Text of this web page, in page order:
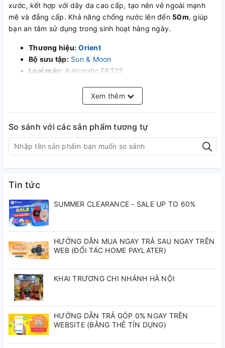
xước, kết hợp với dây da cao cấp, tạo nên vẻ ngoài mạnh
mẽ và đẳng cấp. Khả năng chống nước lên đến 50m, giúp
bạn an tâm sử dụng trong sinh hoạt hàng ngày.
Thương hiệu: Orient
Bộ sưu tập: Sun & Moon
Loại máy: Automatic F6T22
Thép không gỉ 316L
Da chính hãng
Khả năng chống nước:50m
Đồng Hồ Nam Dây DaOrientSun And Moon Bambino RA-
Size 41.5mm
THÔNG SỐ KĨ THUẬT
Thương hiệu
Xuất xứ thương
hiệu
Nhật Bản
Giới tính
Loại đồng hồ Đồng hồ cơ (Mechanical)
Mặt kính Kính Cứng
Xem thêm
So sánh với các sản phẩm tương tự
Tin tức
SUMMER CLEARANCE - SALE UP TO 60%
HƯỚNG DẪN MUA NGAY TRẢ SAU NGAY TRÊN
WEB (ĐỐI TÁC HOME PAYLATER)
KHAI TRƯƠNG CHI NHÁNH HÀ NỘI
HƯỚNG DẪN TRẢ GÓP 0% NGAY TRÊN
WEBSITE (BẰNG THẺ TÍN DỤNG)